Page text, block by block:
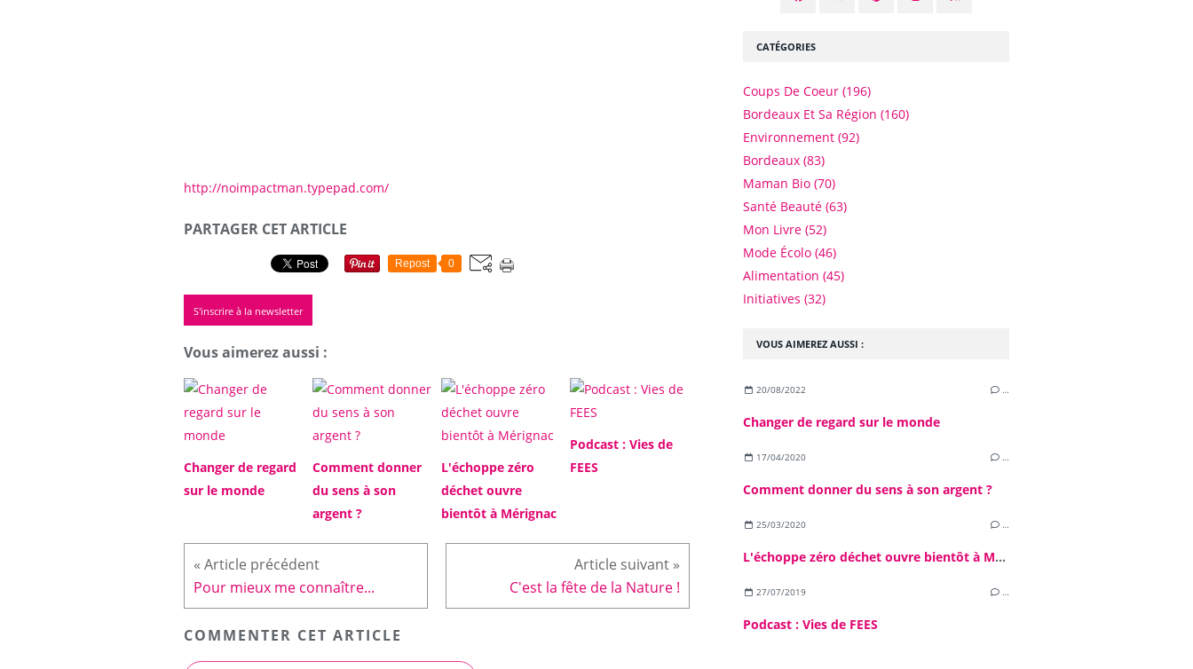
http://noimpactman.typepad.com/
PARTAGER CET ARTICLE
Repost 0
S'inscrire à la newsletter
Vous aimerez aussi :
Changer de regard
sur le monde
Comment donner
du sens à son
argent ?
L'échoppe zéro
déchet ouvre
bientôt à Mérignac
Podcast : Vies de
FEES
Pour mieux me connaître... C'est la fête de la Nature !
COMMENTER CET ARTICLE
VOUS AIMEREZ AUSSI :
20/08/2022 …
Changer de regard sur le monde
17/04/2020 …
Comment donner du sens à son argent ?
25/03/2020 …
L'échoppe zéro déchet ouvre bientôt à Mérignac
27/07/2019 …
Podcast : Vies de FEES
CATÉGORIES
Coups De Coeur (196)
Bordeaux Et Sa Région (160)
Environnement (92)
Bordeaux (83)
Maman Bio (70)
Santé Beauté (63)
Mon Livre (52)
Mode Écolo (46)
Alimentation (45)
Initiatives (32)